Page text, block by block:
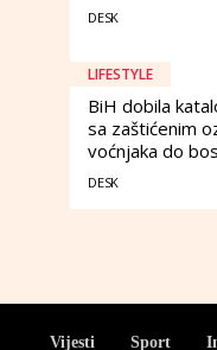
DESK
LIFESTYLE
BiH dobila
sa zaštićenim
voćnjaka do
DESK
Vijesti Sport